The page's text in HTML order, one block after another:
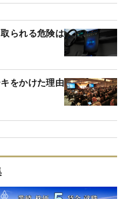
られる危険は
をかけた理由